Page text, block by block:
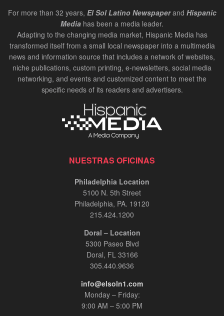
For more than 32 years, El Sol Latino Newspaperand Hispanic
Media has been a media leader.
Adapting to the changing media market, Hispanic Media has
transformed itself from a small local newspaper into a multimedia
news and information source that includes a network of websites,
niche publications, custom printing, e-newsletters, social media
networking, and events and customized content to meet the
specific needs of its readers and advertisers.
NUESTRAS OFICINAS
Philadelphia Location
5100 N. 5th Street
Philadelphia, PA. 19120
215.424.1200
Doral – Location
5300 Paseo Blvd
Doral, FL 33166
305.440.9636
info@elsoln1.com
Monday – Friday:
9:00 AM – 5:00 PM